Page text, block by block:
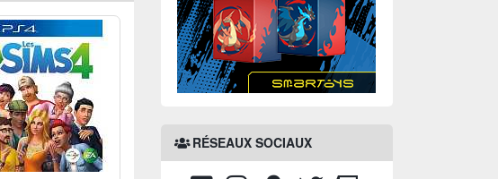
RÉSEAUX SOCIAUX